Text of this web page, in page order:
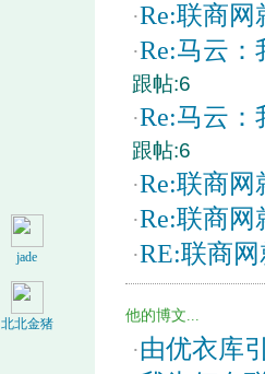
jade
北北金猪
·Re:联商网
·Re:马云
跟帖:6
·Re:马云
跟帖:6
·Re:联商网
·Re:联商网
·RE:联商
他的博文...
·由优衣库